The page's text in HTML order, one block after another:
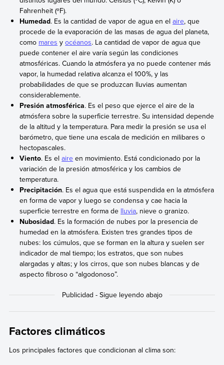
Fahrenheit (ºF).
Humedad. Es la cantidad de vapor de agua en elaire, que
procede de la evaporación de las masas de agua del planeta,
como mares yocéanos. La cantidad de vapor de agua que
puede contener el aire varía según las condiciones
atmosféricas. Cuando la atmósfera ya no puede contener más
vapor, la humedad relativa alcanza el 100%, y las
probabilidades de que se produzcan lluvias aumentan
considerablemente.
Presión atmosférica. Es el peso que ejerce el aire de la
atmósfera sobre la superficie terrestre. Su intensidad depende
de la altitud y la temperatura. Para medir la presión se usa el
barómetro, que tiene una escala de medición en milibares o
hectopascales.
Viento. Es elaire en movimiento. Está condicionado por la
variación de la presión atmosférica y los cambios de
temperatura.
Precipitación. Es el agua que está suspendida en la atmósfera
en forma de vapor y luego se condensa y cae hacia la
superficie terrestre en forma de lluvia, nieve o granizo.
Nubosidad. Es la formación de nubes por la presencia de
humedad en la atmósfera. Existen tres grandes tipos de
nubes: los cúmulos, que se forman en la altura y suelen ser
indicador de mal tiempo; los estratos, que son nubes
alargadas y altas; y los cirros, que son nubes blancas y de
aspecto fibroso o “algodonoso”.
Factores climáticos
Los principales factores que condicionan al clima son: